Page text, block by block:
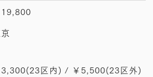
19,800
3,300(23区内) / ￥5,500(23区外)